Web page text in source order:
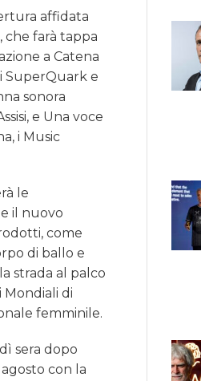
affidata
che farà tappa
a Catena
SuperQuark e
sonora
e Una voce
i Music
le
il nuovo
come
di ballo e
strada al palco
Mondiali di
femminile.
sera dopo
con la